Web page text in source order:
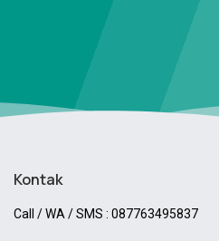
Kontak
Call / WA / SMS : 087763495837